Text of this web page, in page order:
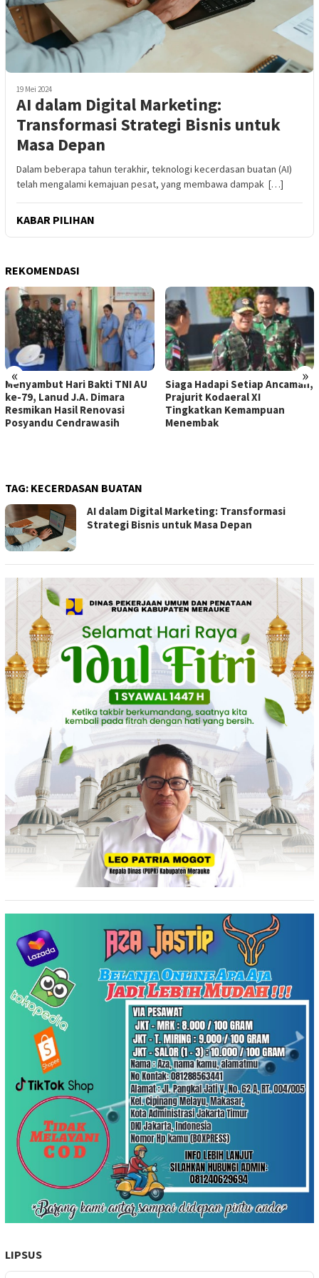
19 Mei 2024
AI dalam Digital Marketing:
Transformasi Strategi Bisnis untuk
Masa Depan
Dalam beberapa tahun terakhir, teknologi kecerdasan buatan (AI)
telah mengalami kemajuan pesat, yang membawa dampak […]
KABAR PILIHAN
REKOMENDASI
« »
Menyambut Hari Bakti TNI AU
ke-79, Lanud J.A. Dimara
Resmikan Hasil Renovasi
Posyandu Cendrawasih
Siaga Hadapi Setiap Ancaman,
Prajurit Kodaeral XI
Tingkatkan Kemampuan
Menembak
TAG: KECERDASAN BUATAN
AI dalam Digital Marketing: Transformasi
Strategi Bisnis untuk Masa Depan
LIPSUS